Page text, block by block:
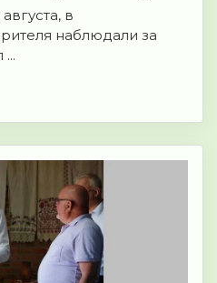
в
наблюдали за